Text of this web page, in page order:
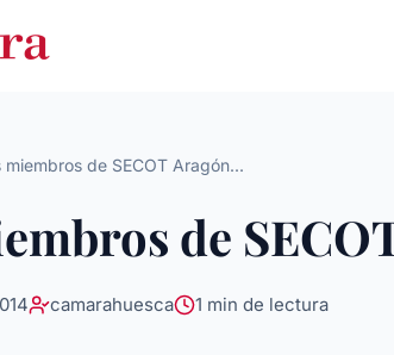
miembros de SECOT Aragón...
de
camarahuesca 1 min de lectura